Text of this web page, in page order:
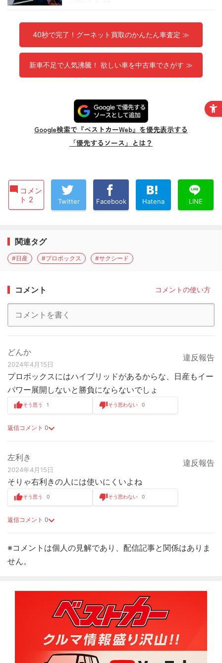
40秒で完了！グーネット買取のかんたん車査定 ≫
新車不足で人気沸騰！ 欲しい車を中古車でさがす ≫
Google検索で『ベストカーWeb』を優先表示する
「優先するソース」とは？
コメン
ト 2
Twitter Facebook Hatena LINE
関連タグ
#日産 #プロボックス #サクシード
コメント コメントの使い方
どんか
2024年4月15日
違反報告
プロボックスにはハイブリッドがあるからな、日産もイー
パワー展開しないと勝負にならないでしょ
返信コメント 0
そう思う 1 そう思わない 0
左利き
2024年4月15日
違反報告
そりゃ右利きの人には使いにくいよね
返信コメント 0
そう思う 0 そう思わない 0
※コメントは個人の見解であり、配信記事と関係はありま
せん。